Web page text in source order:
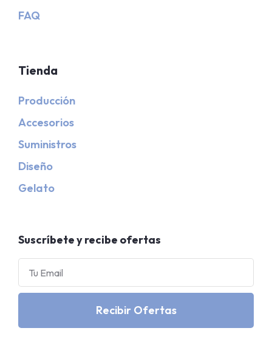
FAQ
Tienda
Producción
Accesorios
Suministros
Diseño
Gelato
Suscríbete y recibe ofertas
Recibir Ofertas